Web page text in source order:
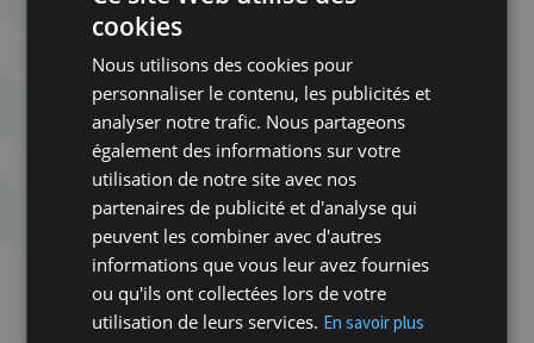
crées par Goebbels, se composent de
d’actualités (Die Deutsche Wochenschau
magazine illustréSignal. Photographe établi à
Berlin, Harry Croner est mobilisé en 1939 mais sera
renvoyé de laWehmarchten septembre 1941 pour «
inaptitude au service militaire » en raison de ses
origines juives du côté paternel. En 1943, il est
déporté au travail en France. Après la guerre, il
regagne Berlin et devient un photojournaliste
renommé. Le livre accompagnant l’exposition du
Mémorial publie l’ensemble des images de Croner,
cookies
Nous utilisons des cookies pour
personnaliser le contenu, les publicités et
analyser notre trafic. Nous partageons
également des informations sur votre
utilisation de notre site avec nos
partenaires de publicité et d'analyse qui
peuvent les combiner avec d'autres
informations que vous leur avez fournies
ou qu'ils ont collectées lors de votre
utilisation de leurs services. En savoir plus